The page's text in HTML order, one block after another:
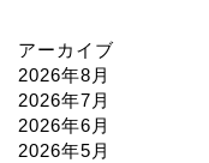
アーカイブ
2026年8月
2026年7月
2026年6月
2026年5月